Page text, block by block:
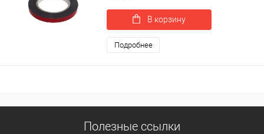
В корзину
Подробнее
Полезные ссылки